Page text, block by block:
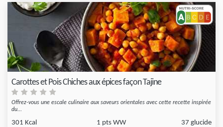
Carottes et Pois Chiches aux épices façon Tajine
Offrez-vous une escale culinaire aux saveurs orientales avec cette recette inspirée
du...
301 Kcal 1 pts WW 37 glucide